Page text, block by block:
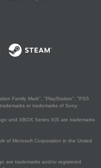
Family Mark", "PlayStation", "PS5
or trademarks of Sony
and XBOX Series X|S are trademarks
of Microsoft Corporation in the United
are trademarks and/or registered